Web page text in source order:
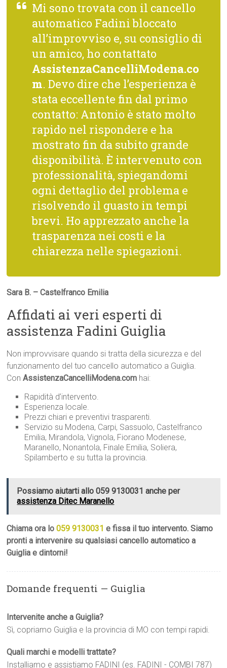
Mi sono trovata con il cancello
automatico Fadini bloccato
all’improvviso e, su consiglio di
un amico, ho contattato
AssistenzaCancelliModena.co
m. Devo dire che l’esperienza è
stata eccellente fin dal primo
contatto: Antonio è stato molto
rapido nel rispondere e ha
mostrato fin da subito grande
disponibilità. È intervenuto con
professionalità, spiegandomi
ogni dettaglio del problema e
risolvendo il guasto in tempi
brevi. Ho apprezzato anche la
trasparenza nei costi e la
chiarezza nelle spiegazioni.
Sara B. – Castelfranco Emilia
Affidati ai veri esperti di
assistenza Fadini Guiglia
Non improvvisare quando si tratta della sicurezza e del
funzionamento del tuo cancello automatico a Guiglia.
ConAssistenzaCancelliModena.com hai:
Rapidità d’intervento.
Esperienza locale.
Prezzi chiari e preventivi trasparenti.
Servizio su Modena, Carpi, Sassuolo, Castelfranco
Emilia, Mirandola, Vignola, Fiorano Modenese,
Maranello, Nonantola, Finale Emilia, Soliera,
Spilamberto e su tutta la provincia.
Possiamo aiutarti allo 059 9130031 anche per
assistenza Ditec Maranello
Chiama ora lo059 9130031 e fissa il tuo intervento. Siamo
pronti a intervenire su qualsiasi cancello automatico a
Guiglia e dintorni!
Domande frequenti — Guiglia
Intervenite anche a Guiglia?
Sì, copriamo Guiglia e la provincia di MO con tempi rapidi.
Quali marchi e modelli trattate?
Installiamo e assistiamo FADINI (es. FADINI - COMBI 787)